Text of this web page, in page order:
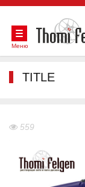
Меню
TITLE
559